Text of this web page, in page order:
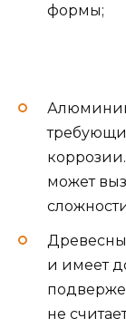
формы;
может
и имеет
не